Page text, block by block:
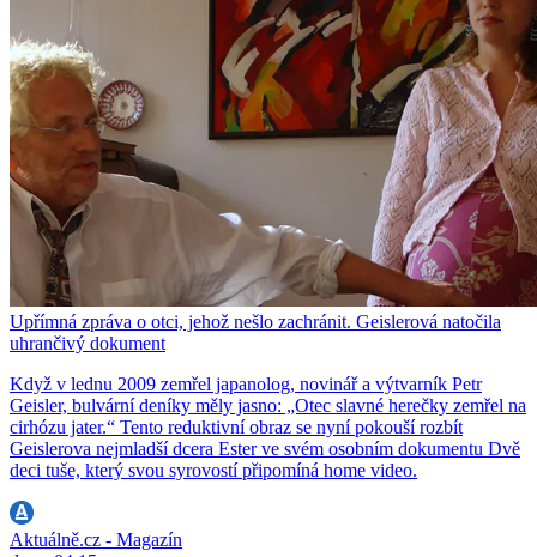
Upřímná zpráva o otci, jehož nešlo zachránit. Geislerová natočila
uhrančivý dokument
Když v lednu 2009 zemřel japanolog, novinář a výtvarník Petr
Geisler, bulvární deníky měly jasno: „Otec slavné herečky zemřel na
cirhózu jater.“ Tento reduktivní obraz se nyní pokouší rozbít
Geislerova nejmladší dcera Ester ve svém osobním dokumentu Dvě
deci tuše, který svou syrovostí připomíná home video.
Aktuálně.cz - Magazín